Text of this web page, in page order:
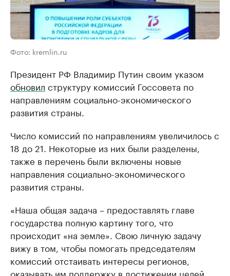
Фото: kremlin.ru
Президент РФ Владимир Путин своим указом
обновил структуру комиссий Госсовета по
направлениям социально-экономического
развития страны.
Число комиссий по направлениям увеличилось с
18 до 21. Некоторые из них были разделены,
также в перечень были включены новые
направления социально-экономического
развития страны.
«Наша общая задача – предоставлять главе
государства полную картину того, что
происходит «на земле». Свою личную задачу
вижу в том, чтобы помогать председателям
комиссий отстаивать интересы регионов,
оказывать им поддержку в достижении целей,